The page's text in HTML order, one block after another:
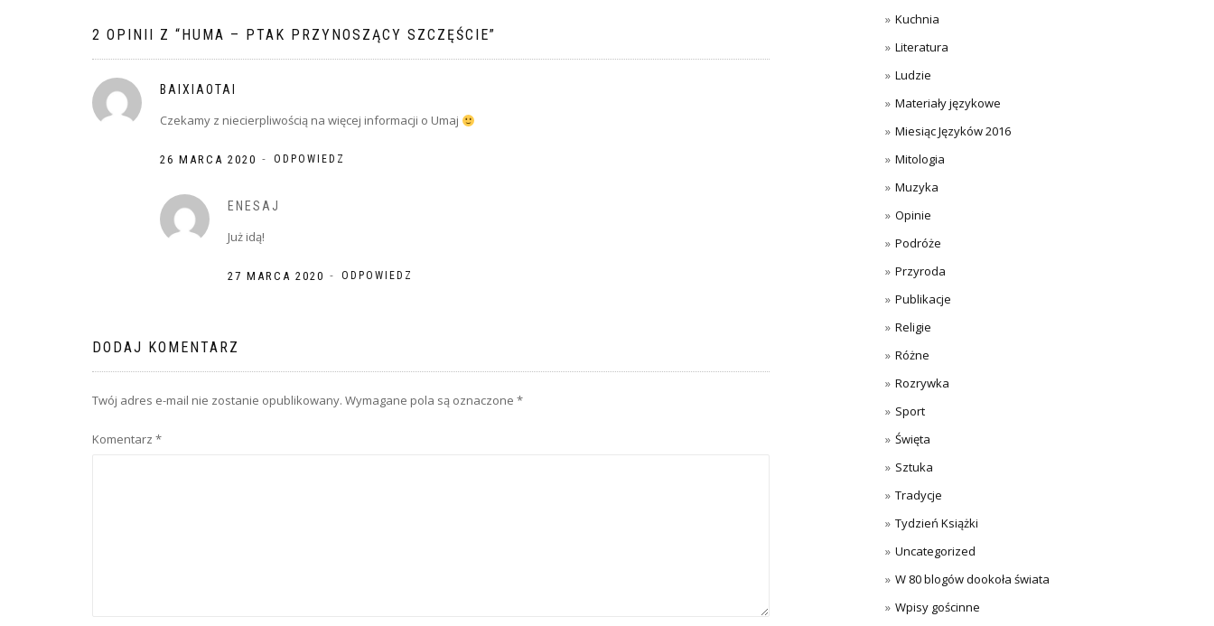
2 OPINII Z “ HUMA – PTAK PRZYNOSZĄCY SZCZĘŚCIE”
BAIXIAOTAI
Czekamy z niecierpliwością na więcej informacji o Umaj
26 MARCA 2020 - ODPOWIEDZ
ENESAJ
Już idą!
27 MARCA 2020 - ODPOWIEDZ
DODAJ KOMENTARZ
Twój adres e-mail nie zostanie opublikowany. Wymagane pola są oznaczone *
Komentarz *
Kuchnia
Literatura
Ludzie
Materiały językowe
Miesiąc Języków 2016
Mitologia
Muzyka
Opinie
Podróże
Przyroda
Publikacje
Religie
Różne
Rozrywka
Sport
Święta
Sztuka
Tradycje
Tydzień Książki
Uncategorized
W 80 blogów dookoła świata
Wpisy gościnne